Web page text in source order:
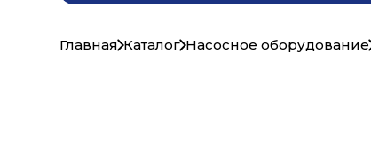
Главная Каталог Насосное оборудование